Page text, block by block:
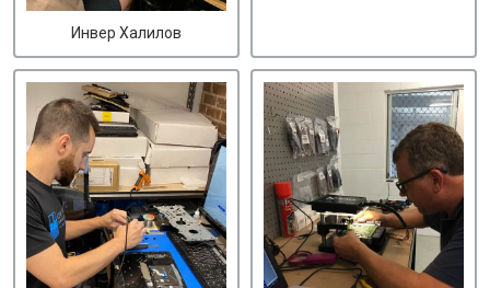
Инвер Халилов